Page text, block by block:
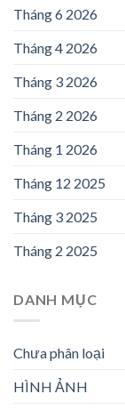
Tháng 6 2026
Tháng 4 2026
Tháng 3 2026
Tháng 2 2026
Tháng 1 2026
Tháng 12 2025
Tháng 3 2025
Tháng 2 2025
DANH MỤC
Chưa phân loại
HÌNH ẢNH